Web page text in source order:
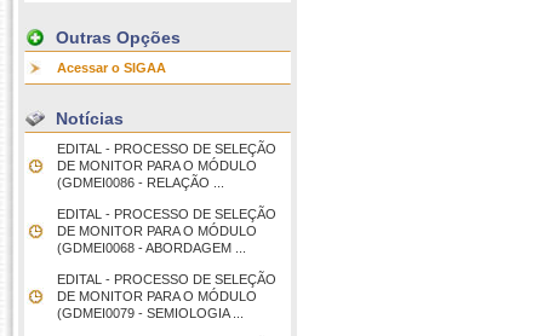
Outras Opções
Acessar o SIGAA
Notícias
EDITAL - PROCESSO DE SELEÇÃO
DE MONITOR PARA O MÓDULO
(GDMEI0086 - RELAÇÃO ...
EDITAL - PROCESSO DE SELEÇÃO
DE MONITOR PARA O MÓDULO
(GDMEI0068 - ABORDAGEM ...
EDITAL - PROCESSO DE SELEÇÃO
DE MONITOR PARA O MÓDULO
(GDMEI0079 - SEMIOLOGIA ...